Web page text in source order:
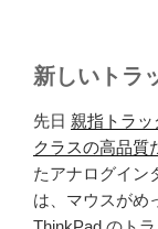
新しいトラ
先日 親指トラ
クラスの高品質
たアナログイン
は、マウスがめ